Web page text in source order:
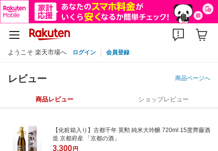
ようこそ 楽天市場へ ログイン 会員登録
レビュー 商品ページへ
商品レビュー ショップレビュー
【化粧箱入り】古都千年 英勲 純米大吟醸 720ml 15度齊藤酒
造 京都府産 「京都の酒」
3,300円